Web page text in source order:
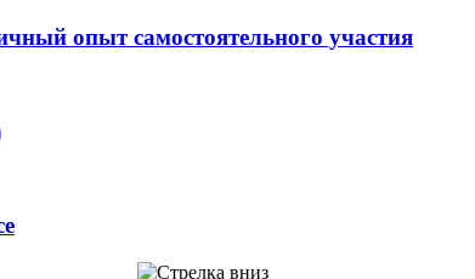
опыт самостоятельного участия